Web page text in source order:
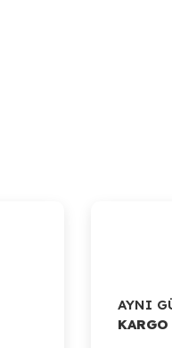
AYNI
KARGO